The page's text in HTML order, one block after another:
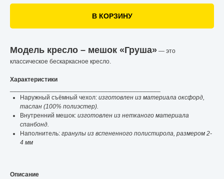
В КОРЗИНУ
Модель кресло – мешок «Груша» — это
классическое бескаркасное кресло.
Характеристики
Наружный съёмный чехол: изготовлен из материала оксфорд,
таслан (100% полиэстер).
Внутренний мешок: изготовлен из нетканого материала
спанбонд.
Наполнитель: гранулы из вспененного полистирола, размером 2-
4 мм
Описание